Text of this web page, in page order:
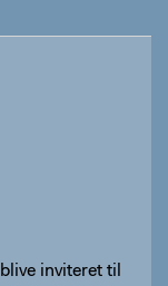
inviteret til